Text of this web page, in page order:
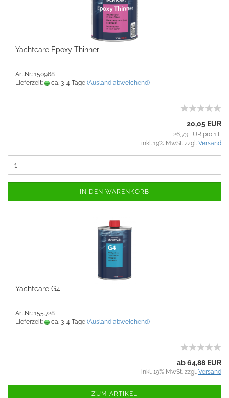
Yachtcare Epoxy Thinner
Art.Nr.: 150968
Lieferzeit:
ca. 3-4 Tage (Ausland abweichend)
20,05 EUR
26,73 EUR pro 1 L
inkl. 19% MwSt. zzgl. Versand
IN DEN WARENKORB
Yachtcare G4
Art.Nr.: 155.728
Lieferzeit:
ca. 3-4 Tage (Ausland abweichend)
ab 64,88 EUR
inkl. 19% MwSt. zzgl. Versand
ZUM ARTIKEL